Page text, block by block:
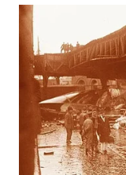
OTOMOTIF
WAHANA
HEALTH
WAHANA
DESA
WISATA